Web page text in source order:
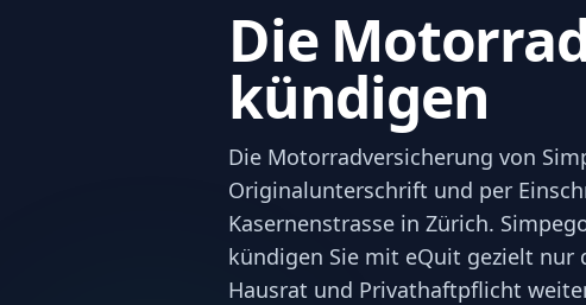
Die
kündigen
Die Motorradversicherung von
Originalunterschrift und per
Kasernenstrasse in Zürich.
kündigen Sie mit eQuit gezielt
Hausrat und Privathaftpflicht